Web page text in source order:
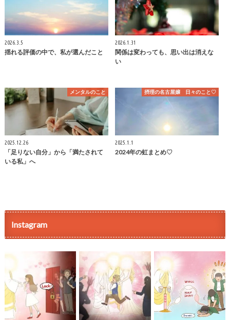
2026.3.5
揺れる評価の中で、私が選んだこと
2026.1.31
関係は変わっても、思い出は消えな
い
メンタルのこと
2025.12.26
「足りない自分」から「満たされて
いる私」へ
摂理の名古屋嬢 日々のこと♡
2025.1.1
2024年の虹まとめ♡
Instagram